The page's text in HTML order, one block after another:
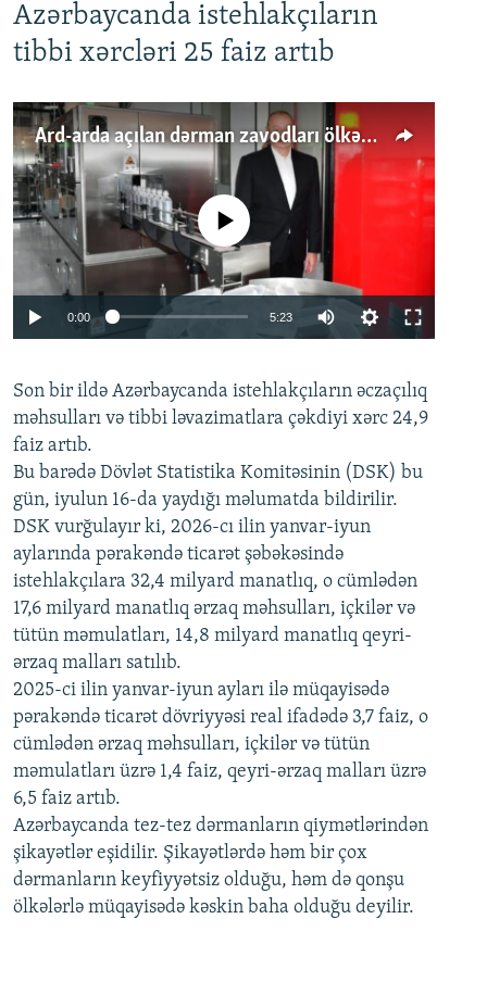
Azərbaycanda istehlakçıların
tibbi xərcləri 25 faiz artıb
Ard-arda açılan dərman zavodları ölkənin tələbatını ödəyirmi?
Auto 240p 360p 480p
720p 1080p
No media source currently available
0:00 5:23
360p
480p
720p
1080p
Son bir ildə Azərbaycanda istehlakçıların əczaçılıq
məhsulları və tibbi ləvazimatlara çəkdiyi xərc 24,9
faiz artıb.
Bu barədə Dövlət Statistika Komitəsinin (DSK) bu
gün, iyulun 16-da yaydığı məlumatda bildirilir.
DSK vurğulayır ki, 2026-cı ilin yanvar-iyun
aylarında pərakəndə ticarət şəbəkəsində
istehlakçılara 32,4 milyard manatlıq, o cümlədən
17,6 milyard manatlıq ərzaq məhsulları, içkilər və
tütün məmulatları, 14,8 milyard manatlıq qeyri-
ərzaq malları satılıb.
2025-ci ilin yanvar-iyun ayları ilə müqayisədə
pərakəndə ticarət dövriyyəsi real ifadədə 3,7 faiz, o
cümlədən ərzaq məhsulları, içkilər və tütün
məmulatları üzrə 1,4 faiz, qeyri-ərzaq malları üzrə
6,5 faiz artıb.
Azərbaycanda tez-tez dərmanların qiymətlərindən
şikayətlər eşidilir. Şikayətlərdə həm bir çox
dərmanların keyfiyyətsiz olduğu, həm də qonşu
ölkələrlə müqayisədə kəskin baha olduğu deyilir.